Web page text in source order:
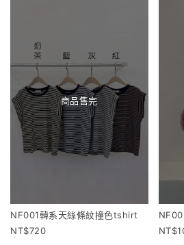
商品售完
NF001韓系天絲條紋撞色tshirt
720